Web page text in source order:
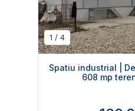
1 / 4
Spatiu industrial |
608 mp